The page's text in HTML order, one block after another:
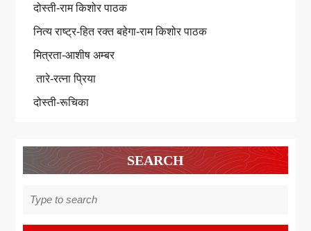
दोस्ती-राम किशोर पाठक
नित्य राष्ट्र-हित रक्त बहेगा-राम किशोर पाठक
मित्रता-आशीष अम्बर
तारे-रत्ना प्रिया
दोस्ती-रूचिका
SEARCH
for: